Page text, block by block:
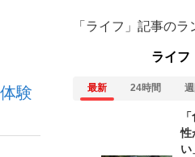
運用のすべて
験
「ライフ」記事のラ
ライフ
最新 24時間
性
い